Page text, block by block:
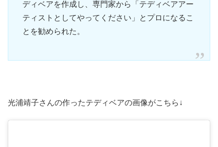
ディベアを作成し、専門家から「テディベアアー
ティストとしてやってください」とプロになるこ
とを勧められた。
光浦靖子さんの作ったテディベアの画像がこちら↓